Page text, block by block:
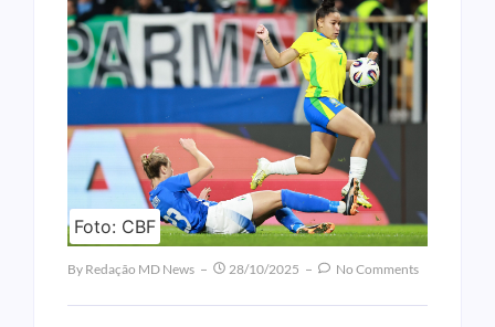
Foto: CBF
By Redação MD News 28/10/2025 No Comments